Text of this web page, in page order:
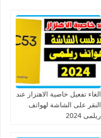
الغاء تفعيل خاصية الاهتزاز عند
النقر على الشاشة لهواتف
ريلمى 2024